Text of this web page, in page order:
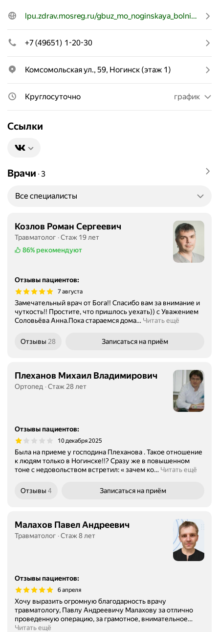
lpu.zdrav.mosreg.ru/gbuz_mo_noginskaya_bolnitsa
+7 (49651) 1-20-30
Комсомольская ул., 59, Ногинск (этаж 1)
Круглосуточно график
Ссылки
Врачи ∙ 3
Все специалисты
Козлов Роман Сергеевич
Травматолог
Стаж 19 лет
86% рекомендуют
Отзывы пациентов:
7 августа
Замечательный врач от Бога!! Спасибо вам за внимание и
чуткость!! Простите, что пришлось уехать)) с Уважением
Соловьёва Анна.Пока стараемся дома… Читать ещё
Отзывы 28 Записаться на приём
Плеханов Михаил Владимирович
Ортопед Стаж 28 лет
Отзывы пациентов:
10 декабря 2025
Была на приеме у господина Плеханова . Такое отношение
к людям только в Ногинске!!? Сразу же в повышенном
тоне с недовольством встретил: « зачем ко… Читать ещё
Отзывы 4 Записаться на приём
Малахов Павел Андреевич
Травматолог Стаж 8 лет
Отзывы пациентов:
6 апреля
Хочу выразить огромную благодарность врачу
травматологу, Павлу Андреевичу Малахову за отлично
проведенную операцию, за грамотное, внимательное…
Читать ещё